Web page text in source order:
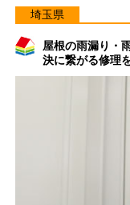
埼玉県
屋根の雨漏り・
決に繋がる修理